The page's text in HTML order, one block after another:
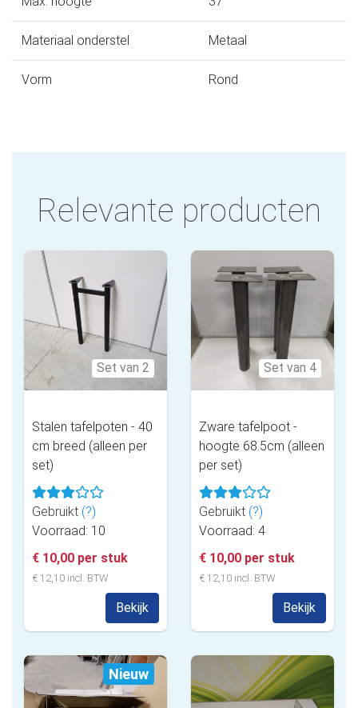
Materiaal onderstel Metaal
Vorm Rond
Relevante producten
Set van 2
Stalen tafelpoten - 40
cm breed (alleen per
set)
Gebruikt (?)
Voorraad: 10
€ 10,00 per stuk
€ 12,10 incl. BTW
Bekijk
Set van 4
Zware tafelpoot -
hoogte 68.5cm (alleen
per set)
Gebruikt (?)
Voorraad: 4
€ 10,00 per stuk
€ 12,10 incl. BTW
Bekijk
Nieuw